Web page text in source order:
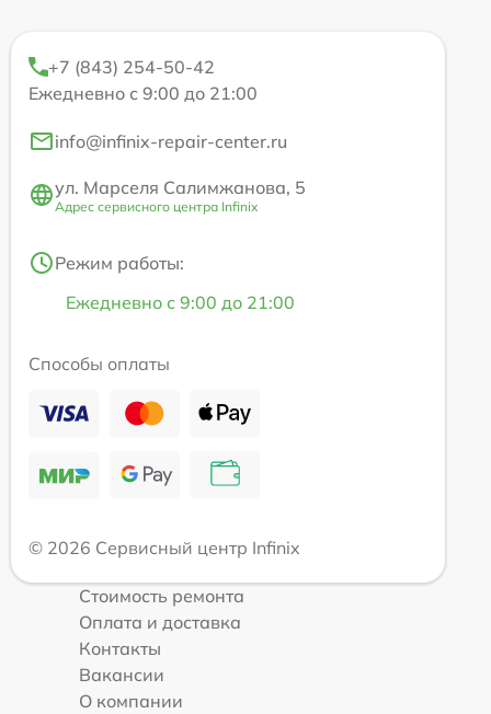
+7 (843) 254-50-42
Ежедневно с 9:00 до 21:00
info@infinix-repair-center.ru
ул. Марселя Салимжанова, 5
Адрес сервисного центра Infinix
Режим работы:
Ежедневно с 9:00 до 21:00
Способы оплаты
© 2026 Сервисный центр Infinix
Стоимость ремонта
Оплата и доставка
Контакты
Вакансии
О компании